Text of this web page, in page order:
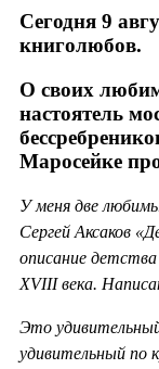
Сегодня 9
книголюбов.
О своих
настоятель
Маросейке
У меня две
Сергей Аксаков
описание детства
XVIII века.
Это
удивительный по